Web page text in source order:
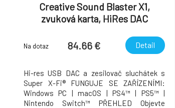
Creative Sound Blaster X1,
zvuková karta, HiRes DAC
X-FI, USB, externá
Na dotaz 84.66 € Detail
Hi-res USB DAC a zesilovač sluchátek s
Super X-Fi® FUNGUJE SE ZAŘÍZENÍMI:
Windows PC | macOS | PS4™ | PS5™ |
Nintendo Switch™ PŘEHLED Objevte